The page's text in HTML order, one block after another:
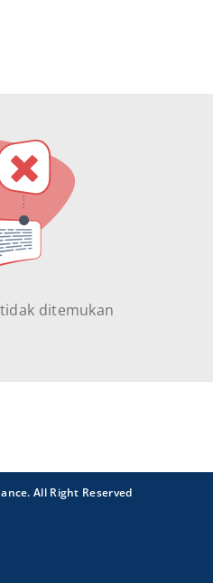
ditemukan
All Right Reserved